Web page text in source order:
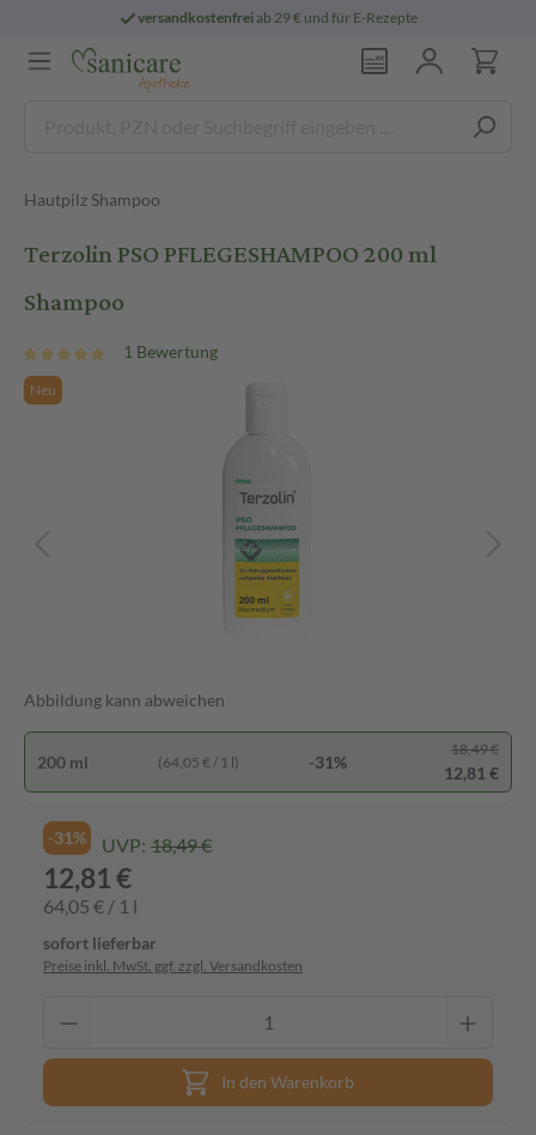
versandkostenfreiab 29 € und für E-Rezepte
Hautpilz Shampoo
Terzolin PSO PFLEGESHAMPOO 200 ml
Shampoo
1 Bewertung
Neu
Abbildung kann abweichen
200 ml (64,05 € / 1 l) -31%
18,49 €
12,81 €
-31% UVP: 18,49 €
12,81 €
64,05 € / 1 l
sofort lieferbar
Preise inkl. MwSt. ggf. zzgl. Versandkosten
In den Warenkorb